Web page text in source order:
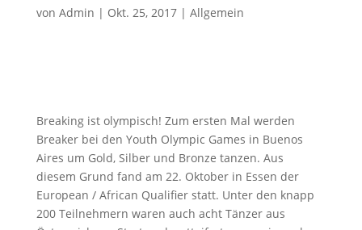
von Admin | Okt. 25, 2017| Allgemein
Breaking ist olympisch! Zum ersten Mal werden
Breaker bei den Youth Olympic Games in Buenos
Aires um Gold, Silber und Bronze tanzen. Aus
diesem Grund fand am 22. Oktober in Essen der
European / African Qualifier statt. Unter den knapp
200 Teilnehmern waren auch acht Tänzer aus